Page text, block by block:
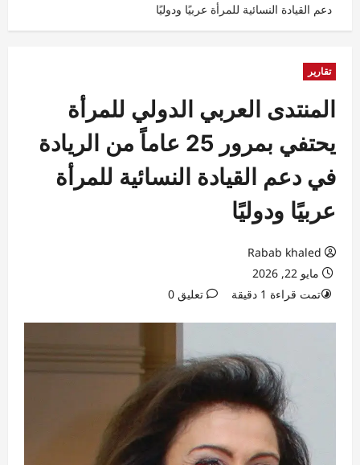
دعم القيادة النسائية للمرأة عربيًا ودوليًا
تقارير
المنتدى العربي الدولي للمرأة
يحتفي بمرور 25 عاماً من الريادة
في دعم القيادة النسائية للمرأة
عربيًا ودوليًا
Rabab khaled
مايو 22, 2026
تمت قراءة 1 دقيقة
تعليق 0